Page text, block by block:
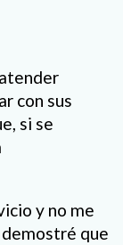
con sus
si se
y no me
que